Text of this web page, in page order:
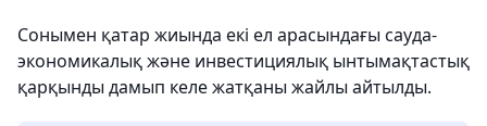
Сонымен қатар жиында екі ел арасындағы сауда-
экономикалық және инвестициялық ынтымақтастық
қарқынды дамып келе жатқаны жайлы айтылды.